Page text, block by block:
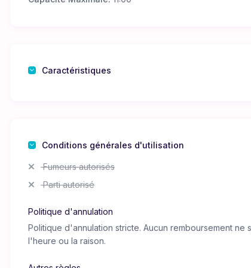
Caractéristiques
Conditions générales d'utilisation
Fumeurs autorisés
Parti autorisé
Politique d'annulation
Politique d'annulation stricte. Aucun remboursement
l'heure ou la raison.